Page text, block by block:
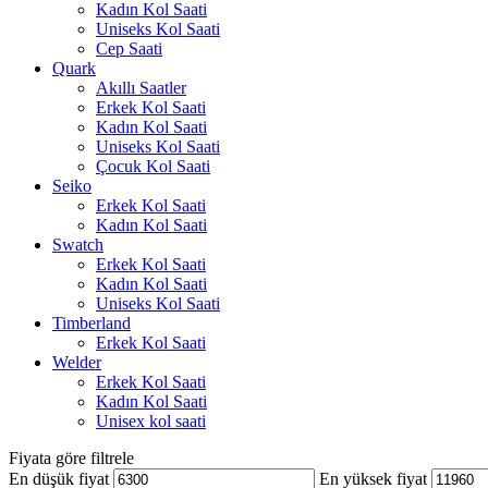
Kadın Kol Saati
Uniseks Kol Saati
Cep Saati
Quark
Akıllı Saatler
Erkek Kol Saati
Kadın Kol Saati
Uniseks Kol Saati
Çocuk Kol Saati
Seiko
Erkek Kol Saati
Kadın Kol Saati
Swatch
Erkek Kol Saati
Kadın Kol Saati
Uniseks Kol Saati
Timberland
Erkek Kol Saati
Welder
Erkek Kol Saati
Kadın Kol Saati
Unisex kol saati
Fiyata göre filtrele
En düşük fiyat
En yüksek fiyat